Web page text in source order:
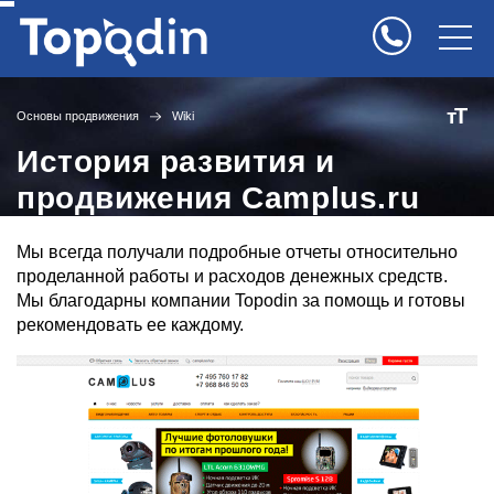
тТ
Основы продвижения Wiki
История развития и
продвижения Camplus.ru
Мы всегда получали подробные отчеты относительно
проделанной работы и расходов денежных средств.
Мы благодарны компании Topodin за помощь и готовы
рекомендовать ее каждому.